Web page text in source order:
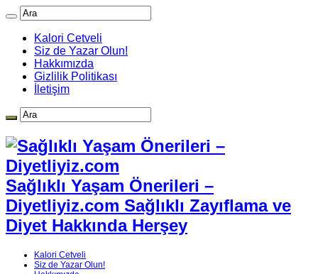
Kalori Cetveli
Siz de Yazar Olun!
Hakkımızda
Gizlilik Politikası
İletişim
Sağlıklı Yaşam Önerileri –
Diyetliyiz.com Sağlıklı Zayıflama ve
Diyet Hakkında Herşey
Kalori Cetveli
Siz de Yazar Olun!